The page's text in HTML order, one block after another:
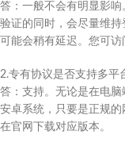
答：一般不会有明显影
验证的同时，会尽量维持
可能会稍有延迟。您可访
2.专有协议是否支持多平
答：支持。无论是在电脑
安卓系统，只要是正规的
在官网下载对应版本。